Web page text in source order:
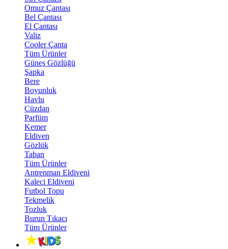
Omuz Çantası
Bel Çantası
El Çantası
Valiz
Cooler Çanta
Tüm Ürünler
Güneş Gözlüğü
Şapka
Bere
Boyunluk
Havlu
Cüzdan
Parfüm
Kemer
Eldiven
Gözlük
Taban
Tüm Ürünler
Antrenman Eldiveni
Kaleci Eldiveni
Futbol Topu
Tekmelik
Tozluk
Burun Tıkacı
Tüm Ürünler